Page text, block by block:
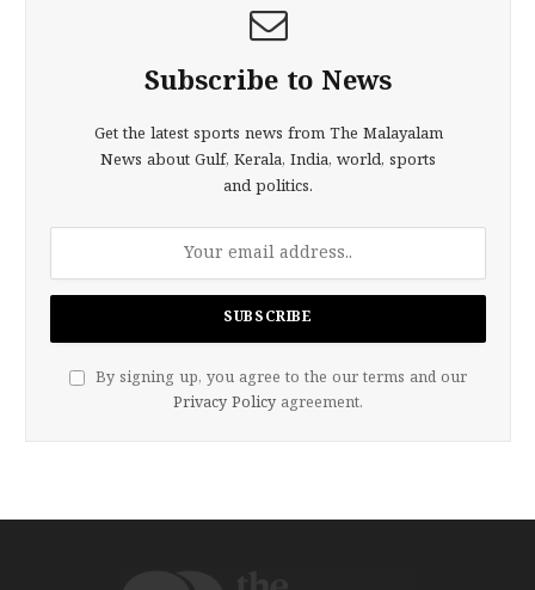
Subscribe to News
Get the latest sports news from The Malayalam
News about Gulf, Kerala, India, world, sports
and politics.
By signing up, you agree to the our terms and our
Privacy Policy agreement.